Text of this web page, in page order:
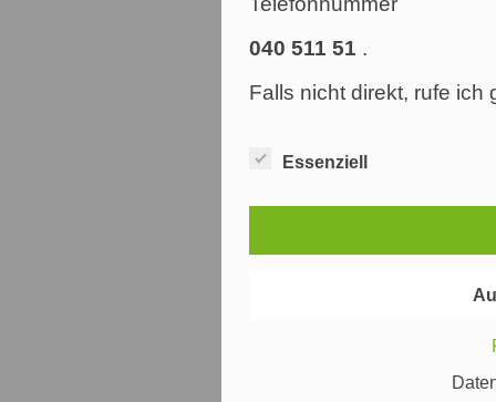
040 511 51 .
Falls nicht direkt, rufe ich
Essenziell